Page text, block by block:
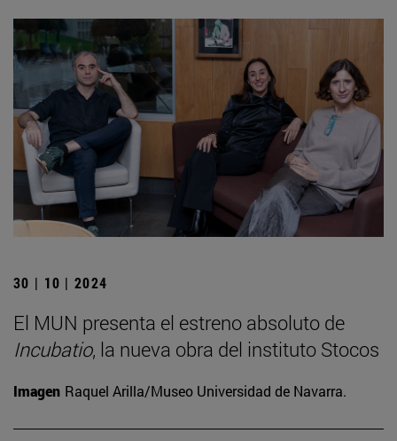
30 | 10 | 2024
El MUN presenta el estreno absoluto de
Incubatio, la nueva obra del instituto Stocos
Imagen Raquel Arilla/Museo Universidad de Navarra.